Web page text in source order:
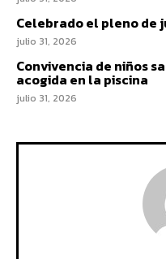
Celebrado el pleno de
julio 31, 2026
Convivencia de niños
acogida en la piscina
julio 31, 2026